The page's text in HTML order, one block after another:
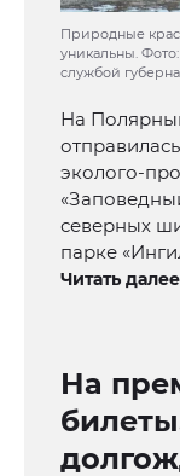
Природные
уникальны.
службой
На
эколого-
северных
парке
Читать
На